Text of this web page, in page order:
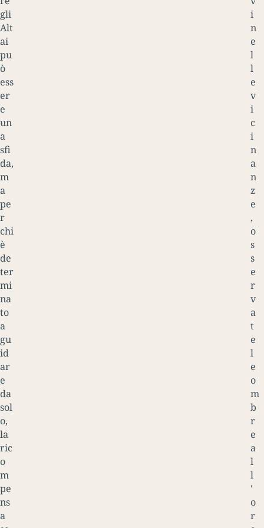
gli
Alt
ai
pu
ò
ess
er
e
un
a
sfi
da,
m
a
pe
r
chi
è
de
ter
mi
na
to
a
gu
id
ar
e
da
sol
o,
la
ric
o
m
pe
ns
a
i
n
e
l
l
e
v
i
c
i
n
a
n
z
e
,
o
s
s
e
r
v
a
t
e
l
e
o
m
b
r
e
a
l
l
'
o
r